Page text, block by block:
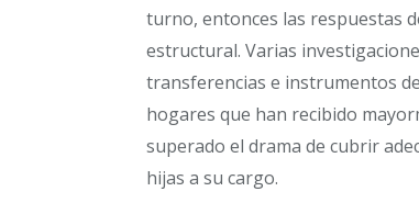
turno, entonces las respuestas
estructural. Varias
transferencias e instrumentos
hogares que han recibido
superado el drama de cubrir
hijas a su cargo.